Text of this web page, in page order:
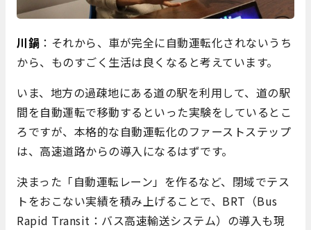
川鍋 ：それから、車が完全に自動運転化されないうち
から、ものすごく生活は良くなると考えています。
いま、地方の過疎地にある道の駅を利用して、道の駅
間を自動運転で移動するといった実験をしているとこ
ろですが、本格的な自動運転化のファーストステップ
は、高速道路からの導入になるはずです。
決まった「自動運転レーン」を作るなど、閉域でテス
トをおこない実績を積み上げることで、BRT（Bus
Rapid Transit：バス高速輸送システム）の導入も現